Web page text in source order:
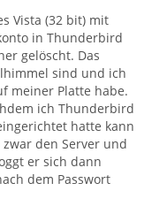
Vista (32 bit) mit
in Thunderbird
gelöscht. Das
sind und ich
meiner Platte habe.
ich Thunderbird
hatte kann
den Server und
er sich dann
dem Passwort